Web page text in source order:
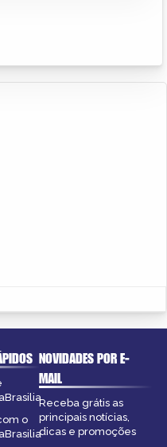
o
NOVIDADES POR E-
MAIL
Receba grátis as
principais notícias,
dicas e promoções